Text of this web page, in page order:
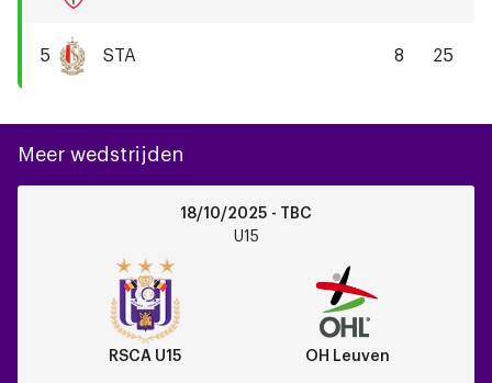
Antwerp
FC
5
STA 8 25
Meer wedstrijden
18/10/2025 - TBC
U15
RSCA U15 OH Leuven